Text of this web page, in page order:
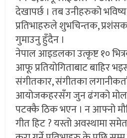
देखापर्छ । तब उनीहरुको
प्रतिभाहरुले शुभचिन्तक,
गुमाउनु हुँदैन ।
नेपाल आइडलका उत्कृष्ट १०
आफू प्रतियोगिताबाट बाहिर
संगीतकार, संगीतका
आयोजकहरसँग जुन ढंगको
पटक्कै ठिक भएन । न आफ्नो
गीत हिट ? यस्तो अवस्थामा